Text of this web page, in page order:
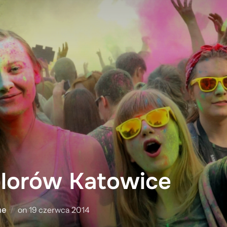
Katowice
on Posted
on
19 czerwca 2014